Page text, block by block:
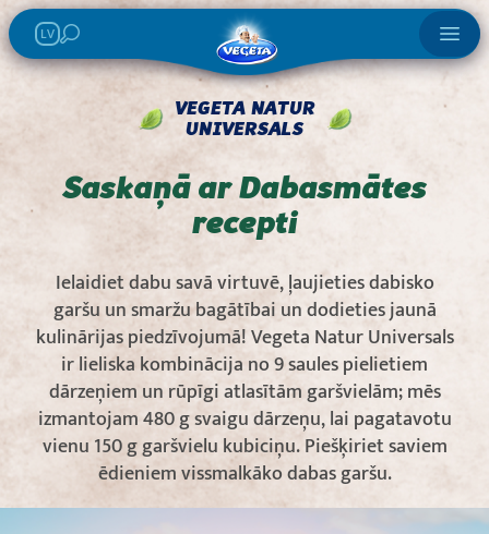
LV
VEGETA NATUR
UNIVERSALS
Saskaņā ar Dabasmātes
recepti
Ielaidiet dabu savā virtuvē, ļaujieties dabisko
garšu un smaržu bagātībai un dodieties jaunā
kulinārijas piedzīvojumā! Vegeta Natur Universals
ir lieliska kombinācija no 9 saules pielietiem
dārzeņiem un rūpīgi atlasītām garšvielām; mēs
izmantojam 480 g svaigu dārzeņu, lai pagatavotu
vienu 150 g garšvielu kubiciņu. Piešķiriet saviem
ēdieniem vissmalkāko dabas garšu.